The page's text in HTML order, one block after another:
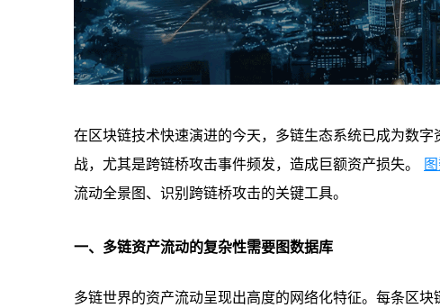
在区块链技术快速演进的今天，多链生态系统已成为数
战，尤其是跨链桥攻击事件频发，造成巨额资产损失。
流动全景图、识别跨链桥攻击的关键工具。
一、多链资产流动的复杂性需要图数据库
多链世界的资产流动呈现出高度的网络化特征。每条区